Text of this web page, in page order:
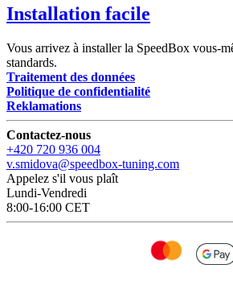
Installation facile
Vous arrivez à installer la SpeedBox vous-
standards.
Traitement des données
Politique de confidentialité
Reklamations
Contactez-nous
+420 720 936 004
v.smidova@speedbox-tuning.com
Appelez s'il vous plaît
Lundi-Vendredi
8:00-16:00 CET